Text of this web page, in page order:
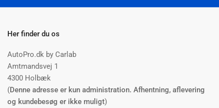
Her finder du os
AutoPro.dk by Carlab
Amtmandsvej 1
4300 Holbæk
(Denne adresse er kun administration. Afhentning, aflevering
og kundebesøg er ikke muligt)